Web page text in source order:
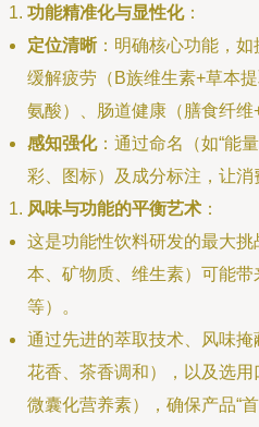
功能精准化与显性化：
定位清晰：明确核心功能，
缓解疲劳（B族维生素+草本
氨酸）、肠道健康（膳食纤
感知强化：通过命名（如“能
彩、图标）及成分标注，让消
风味与功能的平衡艺术 ：
这是功能性饮料研发的最大
本、矿物质、维生素）可能
等）。
通过先进的萃取技术、风味
花香、茶香调和），以及选
微囊化营养素），确保产品“